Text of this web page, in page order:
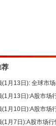
荐
(1月13日): 全球市
(1月13日):A股市场
(1月10日):A股市场
(1月7日):A股市场行